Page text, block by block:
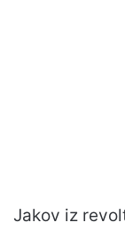
Jakov iz